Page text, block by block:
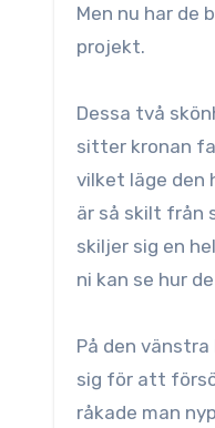
Men nu har de
projekt.
Dessa två
sitter kronan
vilket läge den
är så skilt från
skiljer sig en
ni kan se hur
På den
sig för att
råkade man